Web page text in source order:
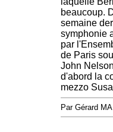
beaucoup.
semaine
symphonie
par
de Paris
John
d'abord la
mezzo
Par Gérard